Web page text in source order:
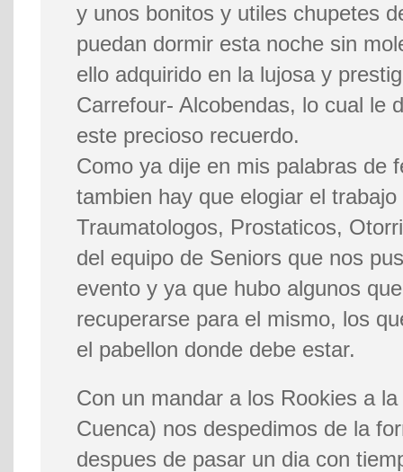
y unos bonitos y utiles chupetes
puedan dormir esta noche sin
ello adquirido en la lujosa y
Carrefour- Alcobendas, lo cual le
este precioso recuerdo.
Como ya dije en mis palabras de
tambien hay que elogiar el
Traumatologos, Prostaticos,
del equipo de Seniors que nos
evento y ya que hubo algunos
recuperarse para el mismo, los
el pabellon donde debe estar.
Con un mandar a los Rookies a
Cuenca) nos despedimos de la
despues de pasar un dia con